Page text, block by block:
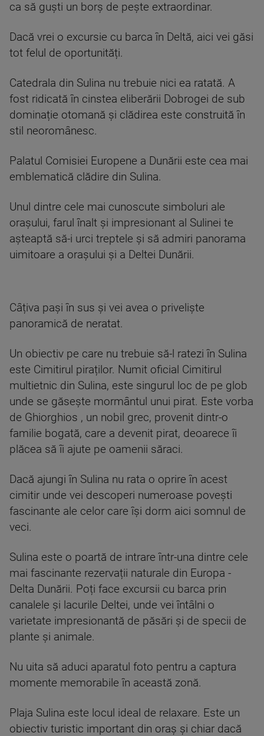
ca să guști un borș de pește extraordinar.
Dacă vrei o excursie cu barca în Deltă, aici vei găsi
tot felul de oportunități.
Catedrala din Sulina nu trebuie nici ea ratată. A
fost ridicată în cinstea eliberării Dobrogei de sub
dominație otomană și clădirea este construită în
stil neoromânesc.
Palatul Comisiei Europene a Dunării este cea mai
emblematică clădire din Sulina.
Unul dintre cele mai cunoscute simboluri ale
orașului, farul înalt și impresionant al Sulinei te
așteaptă să-i urci treptele și să admiri panorama
uimitoare a orașului și a Deltei Dunării.
Câțiva pași în sus și vei avea o priveliște
panoramică de neratat.
Un obiectiv pe care nu trebuie să-l ratezi în Sulina
este Cimitirul piraților. Numit oficial Cimitirul
multietnic din Sulina, este singurul loc de pe glob
unde se găsește mormântul unui pirat. Este vorba
de Ghiorghios , un nobil grec, provenit dintr-o
familie bogată, care a devenit pirat, deoarece îi
plăcea să îi ajute pe oamenii săraci.
Dacă ajungi în Sulina nu rata o oprire în acest
cimitir unde vei descoperi numeroase povești
fascinante ale celor care își dorm aici somnul de
veci.
Sulina este o poartă de intrare într-una dintre cele
mai fascinante rezervații naturale din Europa -
Delta Dunării. Poți face excursii cu barca prin
canalele și lacurile Deltei, unde vei întâlni o
varietate impresionantă de păsări și de specii de
plante și animale.
Nu uita să aduci aparatul foto pentru a captura
momente memorabile în această zonă.
Plaja Sulina este locul ideal de relaxare. Este un
obiectiv turistic important din oraș și chiar dacă